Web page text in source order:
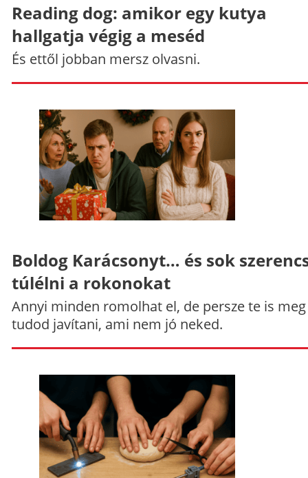
Reading dog: amikor egy kutya
hallgatja végig a meséd
És ettől jobban mersz olvasni.
Boldog Karácsonyt… és sok
túlélni a rokonokat
Annyi minden romolhat el, de persze te is meg
tudod javítani, ami nem jó neked.